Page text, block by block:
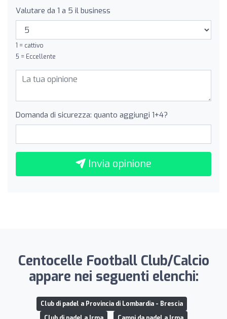
Valutare da 1 a 5 il business
1 = cattivo
5 = Eccellente
Domanda di sicurezza: quanto aggiungi 1+4?
Invia opinione
Centocelle Football Club/Calcio
appare nei seguenti elenchi:
Club di padel a Provincia di Lombardia - Brescia